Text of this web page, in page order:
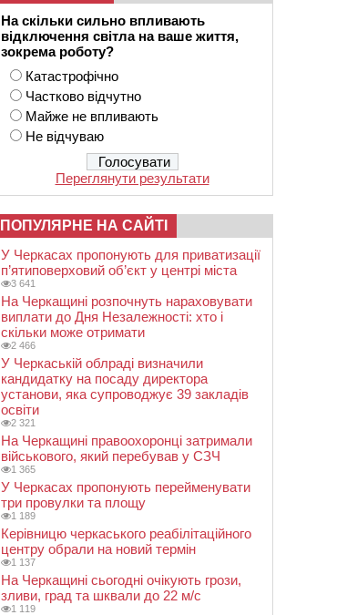
На скільки сильно впливають
відключення світла на ваше життя,
зокрема роботу?
Катастрофічно
Частково відчутно
Майже не впливають
Не відчуваю
Переглянути результати
ПОПУЛЯРНЕ НА САЙТІ
У Черкасах пропонують для приватизації
п’ятиповерховий об’єкт у центрі міста
3 641
На Черкащині розпочнуть нараховувати
виплати до Дня Незалежності: хто і
скільки може отримати
2 466
У Черкаській облраді визначили
кандидатку на посаду директора
установи, яка супроводжує 39 закладів
освіти
2 321
На Черкащині правоохоронці затримали
військового, який перебував у СЗЧ
1 365
У Черкасах пропонують перейменувати
три провулки та площу
1 189
Керівницю черкаського реабілітаційного
центру обрали на новий термін
1 137
На Черкащині сьогодні очікують грози,
зливи, град та шквали до 22 м/с
1 119